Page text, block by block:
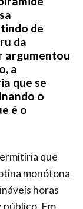
de
da
argumentou
a
que se
o
é o
que
monótona
horas
Em